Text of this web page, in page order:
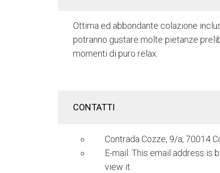
Ottima ed abbondante colazione
potranno gustare molte pietanze
momenti di puro relax.
CONTATTI
Contrada Cozze, 9/a, 70014
E-mail: This email address is
view it.